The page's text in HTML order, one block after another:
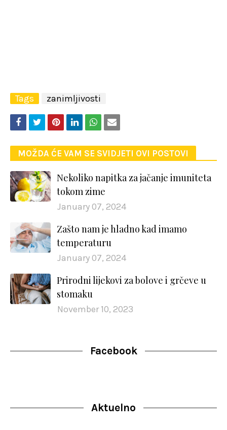
Tags zanimljivosti
MOŽDA ĆE VAM SE SVIDJETI OVI POSTOVI
Nekoliko napitka za jačanje imuniteta
tokom zime
January 07, 2024
Zašto nam je hladno kad imamo
temperaturu
January 07, 2024
Prirodni lijekovi za bolove i grčeve u
stomaku
November 10, 2023
Facebook
Aktuelno